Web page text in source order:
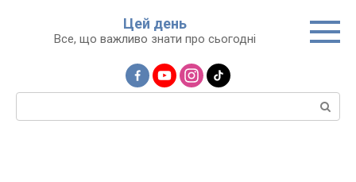
Цей день
Все, що важливо знати про сьогодні
Пошук: